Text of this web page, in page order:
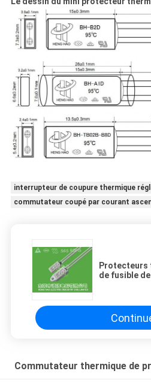
interrupteur de coupure thermique
commutateur coupé par courant
Protecteurs
de fusible
Commutateur thermique de